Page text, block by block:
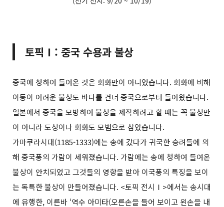
토픽Ⅰ: 중국 수용과 불상
중국에 청하여 들여온 것은 회화만이 아니었습니다. 회화에 비해
이동이 어려운 불상도 바다를 건너 중국으로부터 들어왔습니다.
일본에서 중국을 모방하여 불상을 제작하려고 할 때는 꼭 불상만
이 아니라 도상이나 회화도 모범으로 삼았습니다.
가마쿠라시대(1185-1333)에는 송에 갔다가 귀국한 승려들에 의
해 중국풍의 가람이 세워졌습니다. 가람에는 송에 청하여 들여온
불상이 안치되었고 그것들의 영향을 받아 이국풍의 특징을 보이
는 독특한 불상이 만들어졌습니다. <토픽 전시Ⅰ>에서는 송시대
에 유행한, 이른바 ‘역수 아미타(오른손을 들어 보이고 왼손을 내